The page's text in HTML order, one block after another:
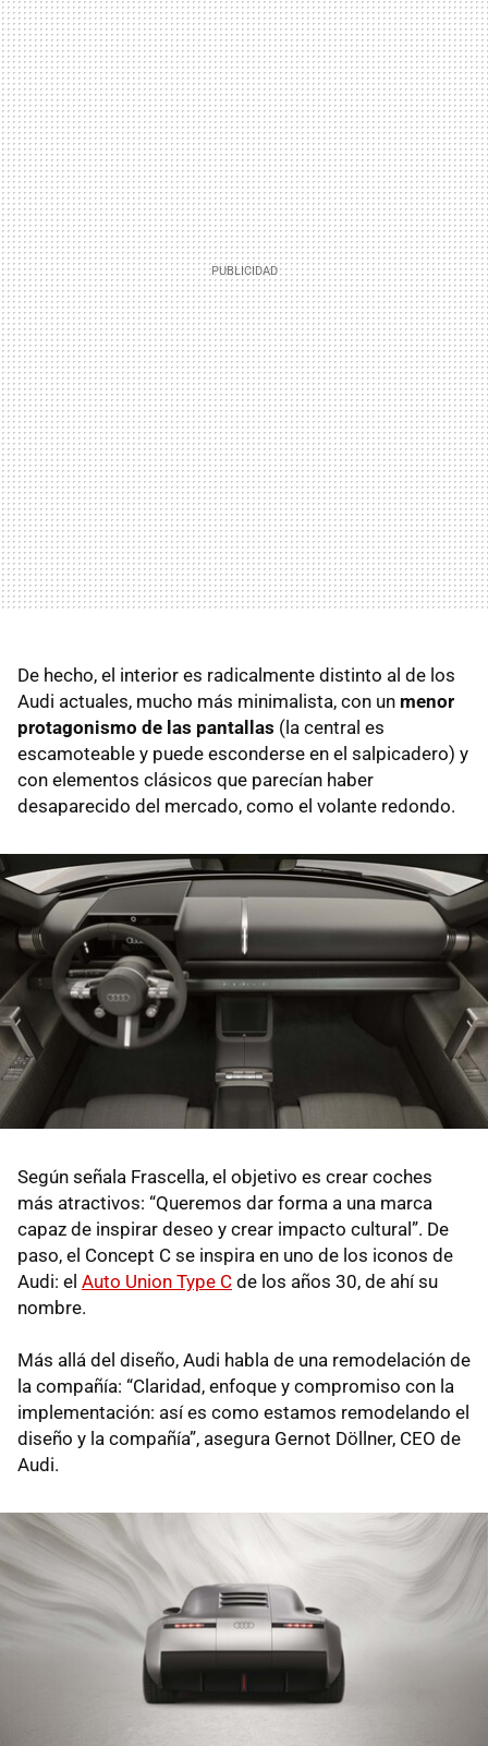
De hecho, el interior es radicalmente distinto al de los
Audi actuales, mucho más minimalista, con un menor
protagonismo de las pantallas (la central es
escamoteable y puede esconderse en el salpicadero) y
con elementos clásicos que parecían haber
desaparecido del mercado, como el volante redondo.
Según señala Frascella, el objetivo es crear coches
más atractivos: “Queremos dar forma a una marca
capaz de inspirar deseo y crear impacto cultural”. De
paso, el Concept C se inspira en uno de los iconos de
Audi: el Auto Union Type C de los años 30, de ahí su
nombre.
Más allá del diseño, Audi habla de una remodelación de
la compañía: “Claridad, enfoque y compromiso con la
implementación: así es como estamos remodelando el
diseño y la compañía”, asegura Gernot Döllner, CEO de
Audi.